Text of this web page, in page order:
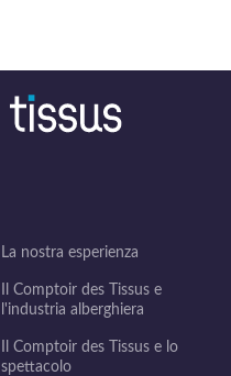
La nostra esperienza
Il Comptoir des Tissus e
l'industria alberghiera
Il Comptoir des Tissus e lo
spettacolo